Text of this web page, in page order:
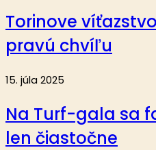
Torinove
pravú chvíľu
15. júla 2025
Na Turf-gala sa
len čiastočne